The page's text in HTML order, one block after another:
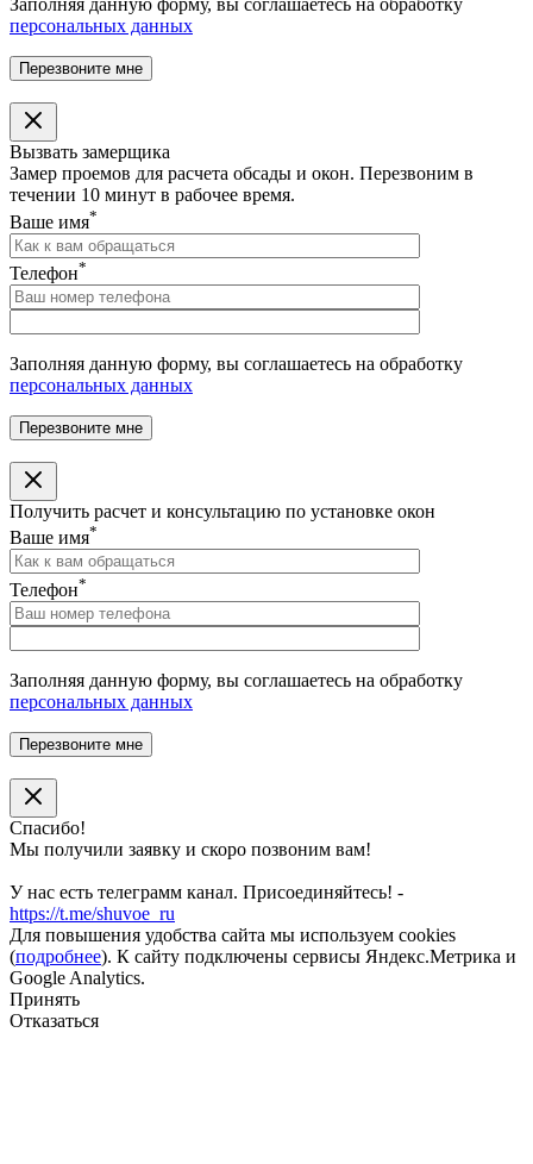
Заполняя данную форму, вы соглашаетесь на обработку
персональных данных
Вызвать замерщика
Замер проемов для расчета обсады и окон. Перезвоним в
течении 10 минут в рабочее время.
Ваше имя*
Телефон*
Заполняя данную форму, вы соглашаетесь на обработку
персональных данных
Получить расчет и консультацию по установке окон
Ваше имя*
Телефон*
Заполняя данную форму, вы соглашаетесь на обработку
персональных данных
Спасибо!
Мы получили заявку и скоро позвоним вам!
У нас есть телеграмм канал. Присоединяйтесь! -
https://t.me/shuvoe_ru
Для повышения удобства сайта мы используем cookies
(подробнее). К сайту подключены сервисы Яндекс.Метрика и
Google Analytics.
Принять
Отказаться